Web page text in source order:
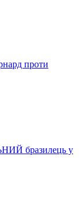
проти
бразилець у